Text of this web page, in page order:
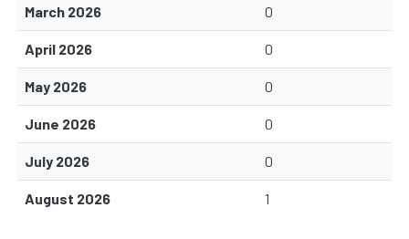
March 2026 0
April 2026 0
May 2026 0
June 2026 0
July 2026 0
August 2026 1